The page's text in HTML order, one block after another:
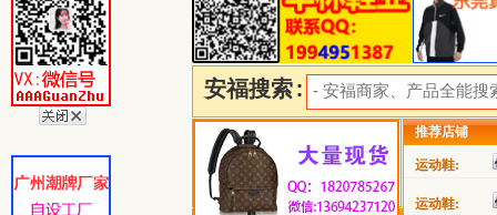
安福搜索:
推荐店铺
运动鞋:
运动鞋: